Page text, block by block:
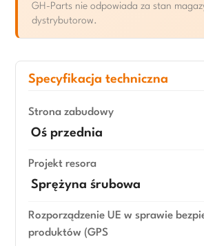
GH-Parts nie odpowiada za stan
dystrybutorow.
Specyfikacja techniczna
Strona zabudowy
Oś przednia
Projekt resora
Sprężyna śrubowa
Rozporządzenie UE w sprawie
produktów (GPS